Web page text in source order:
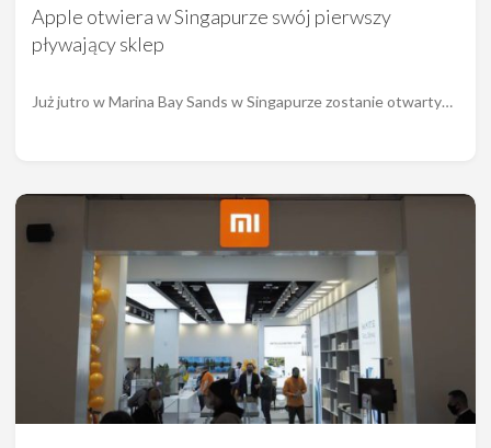
Apple otwiera w Singapurze swój pierwszy
pływający sklep
Już jutro w Marina Bay Sands w Singapurze zostanie otwarty…